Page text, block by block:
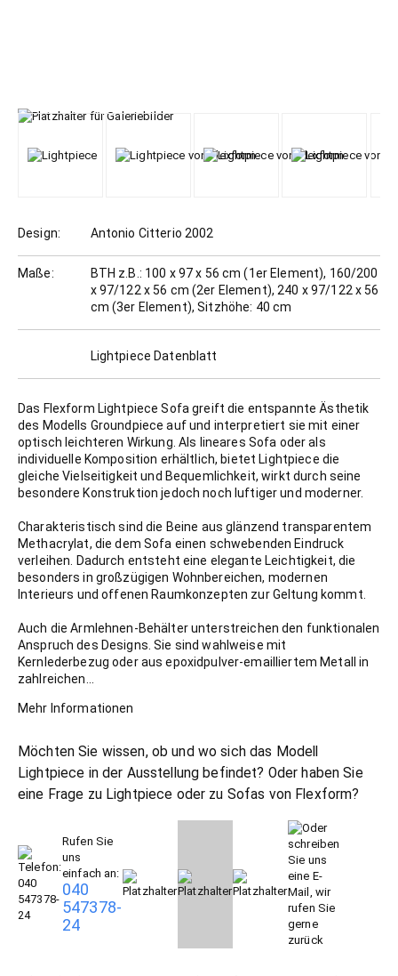
Design: Antonio Citterio 2002
Maße:
BTH z.B.: 100 x 97 x 56 cm (1er Element), 160/200
x 97/122 x 56 cm (2er Element), 240 x 97/122 x 56
cm (3er Element), Sitzhöhe: 40 cm
Lightpiece Datenblatt
Das Flexform Lightpiece Sofa greift die entspannte Ästhetik
des Modells Groundpiece auf und interpretiert sie mit einer
optisch leichteren Wirkung. Als lineares Sofa oder als
individuelle Komposition erhältlich, bietet Lightpiece die
gleiche Vielseitigkeit und Bequemlichkeit, wirkt durch seine
besondere Konstruktion jedoch noch luftiger und moderner.
Charakteristisch sind die Beine aus glänzend transparentem
Methacrylat, die dem Sofa einen schwebenden Eindruck
verleihen. Dadurch entsteht eine elegante Leichtigkeit, die
besonders in großzügigen Wohnbereichen, modernen
Interieurs und offenen Raumkonzepten zur Geltung kommt.
Auch die Armlehnen-Behälter unterstreichen den funktionalen
Anspruch des Designs. Sie sind wahlweise mit
Kernlederbezug oder aus epoxidpulver-emailliertem Metall in
zahlreichen...
Mehr Informationen
Möchten Sie wissen, ob und wo sich das Modell
Lightpiece in der Ausstellung befindet? Oder haben Sie
eine Frage zu Lightpiece oder zu Sofas von Flexform?
Rufen Sie
uns
einfach an:
040
547378-
24